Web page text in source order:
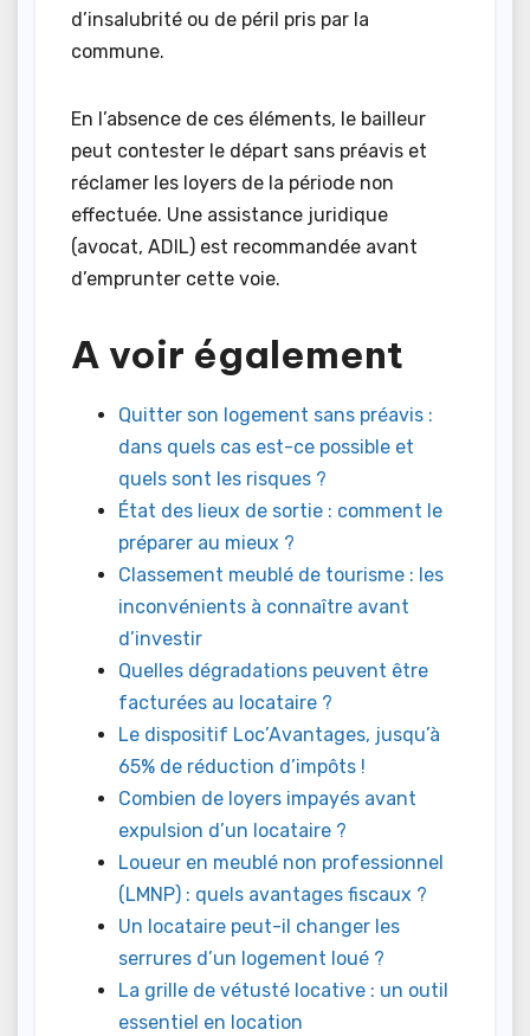
d’insalubrité ou de péril pris par la
commune.
En l’absence de ces éléments, le bailleur
peut contester le départ sans préavis et
réclamer les loyers de la période non
effectuée. Une assistance juridique
(avocat, ADIL) est recommandée avant
d’emprunter cette voie.
A voir également
Quitter son logement sans préavis :
dans quels cas est-ce possible et
quels sont les risques ?
État des lieux de sortie : comment le
préparer au mieux ?
Classement meublé de tourisme : les
inconvénients à connaître avant
d’investir
Quelles dégradations peuvent être
facturées au locataire ?
Le dispositif Loc’Avantages, jusqu’à
65% de réduction d’impôts !
Combien de loyers impayés avant
expulsion d’un locataire ?
Loueur en meublé non professionnel
(LMNP) : quels avantages fiscaux ?
Un locataire peut-il changer les
serrures d’un logement loué ?
La grille de vétusté locative : un outil
essentiel en location